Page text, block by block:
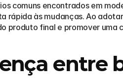
comuns encontrados em
às mudanças. Ao
produto final e promover uma
entre